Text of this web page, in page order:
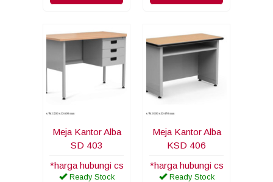
Meja Kantor Alba
SD 403
*harga hubungi cs
Ready Stock
Meja Kantor Alba
KSD 406
*harga hubungi cs
Ready Stock